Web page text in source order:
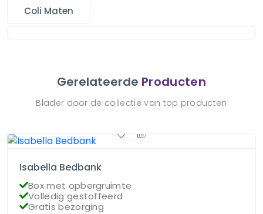
Coli Maten
Gerelateerde Producten
Blader door de collectie van top producten
Isabella Bedbank
Box met opbergruimte
Volledig gestoffeerd
Gratis bezorging